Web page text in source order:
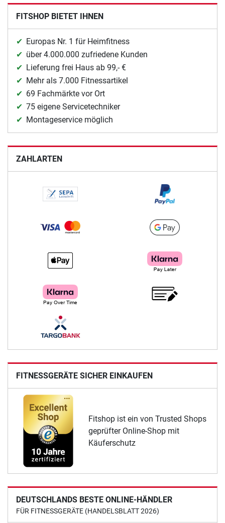
FITSHOP BIETET IHNEN
Europas Nr. 1 für Heimfitness
über 4.000.000 zufriedene Kunden
Lieferung frei Haus ab 99,- €
Mehr als 7.000 Fitnessartikel
69 Fachmärkte vor Ort
75 eigene Servicetechniker
Montageservice möglich
ZAHLARTEN
FITNESSGERÄTE SICHER EINKAUFEN
Fitshop ist ein von Trusted Shops
geprüfter Online-Shop mit
Käuferschutz
DEUTSCHLANDS BESTE ONLINE-HÄNDLER
FÜR FITNESSGERÄTE (HANDELSBLATT 2026)